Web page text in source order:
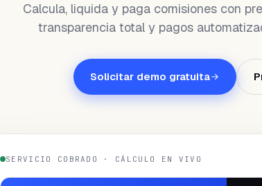
Calcula, liquida y paga comisiones con
transparencia total y pagos
Solicitar demo gratuita
SERVICIO COBRADO · CÁLCULO EN VIVO